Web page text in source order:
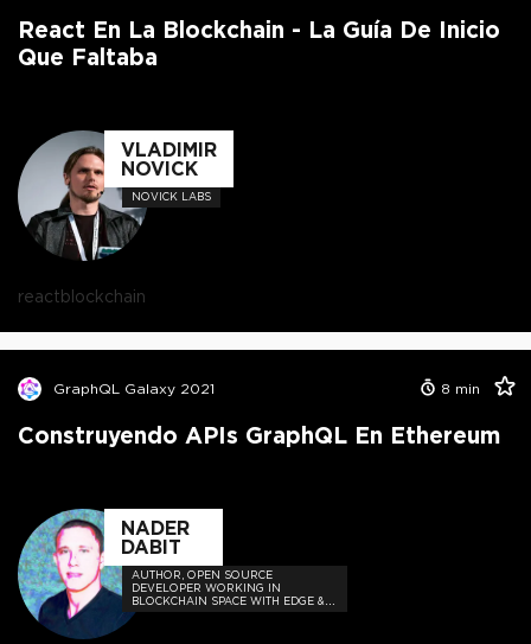
React En La Blockchain - La Guía De Inicio
Que Faltaba
VLADIMIR
NOVICK
NOVICK LABS
reactblockchain
GraphQL Galaxy 2021 8 min
Construyendo APIs GraphQL En Ethereum
NADER
DABIT
AUTHOR, OPEN SOURCE
DEVELOPER WORKING IN
BLOCKCHAIN SPACE WITH EDGE &
NODE AND THE GRAPH PROTOCOL.